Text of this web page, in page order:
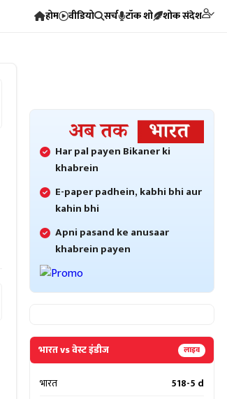
होम वीडियो सर्च टॉक शो शोक संदेश
›
Har pal payen Bikaner ki
khabrein
E-paper padhein, kabhi bhi aur
kahin bhi
Apni pasand ke anusaar
khabrein payen
भारत vs वेस्ट इंडीज लाइव
भारत
518-5 d